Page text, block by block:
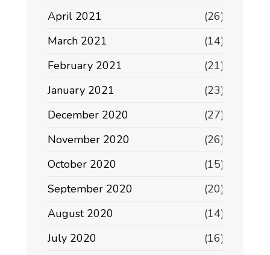
April 2021
(26)
March 2021
(14)
February 2021
(21)
January 2021
(23)
December 2020
(27)
November 2020
(26)
October 2020
(15)
September 2020
(20)
August 2020
(14)
July 2020
(16)